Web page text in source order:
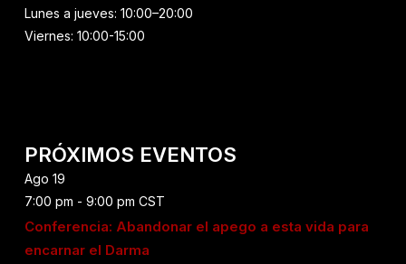
Lunes a jueves: 10:00–20:00
Viernes: 10:00-15:00
PRÓXIMOS EVENTOS
Ago 19
7:00 pm - 9:00 pm CST
Conferencia: Abandonar el apego a esta vida para
encarnar el Darma